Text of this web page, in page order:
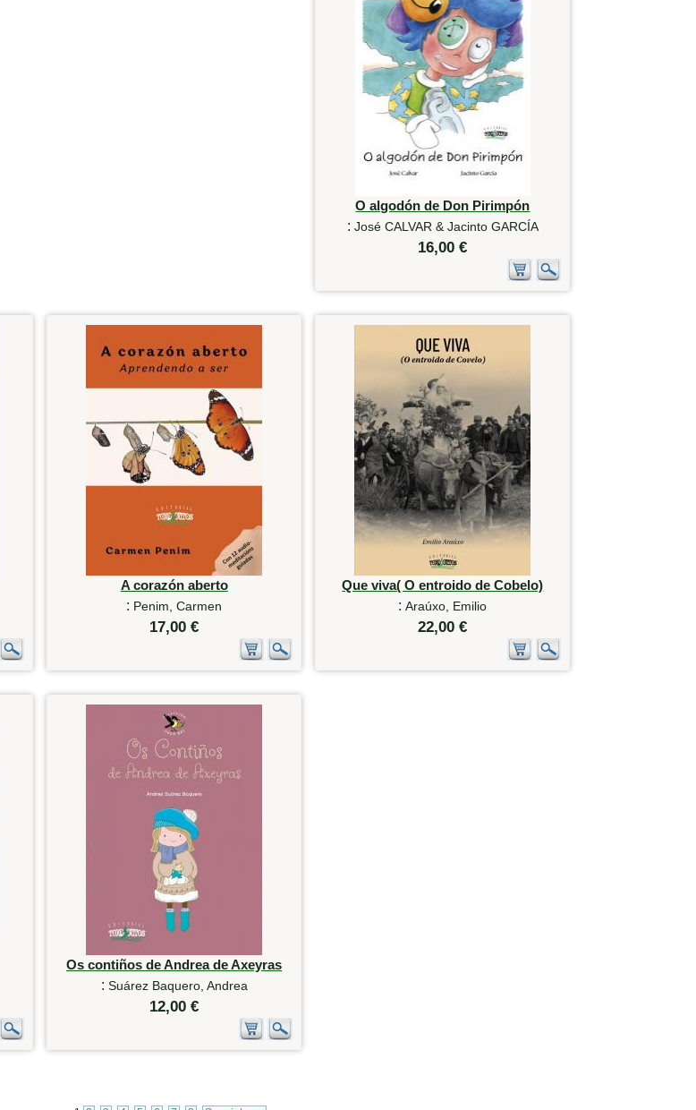
O algodón de Don Pirimpón
: José CALVAR & Jacinto GARCÍA
16,00 €
A corazón aberto
: Penim, Carmen
17,00 €
Que viva( O entroido de Cobelo)
:Araúxo, Emilio
22,00 €
Os contiños de Andrea de Axeyras
: Suárez Baquero, Andrea
12,00 €